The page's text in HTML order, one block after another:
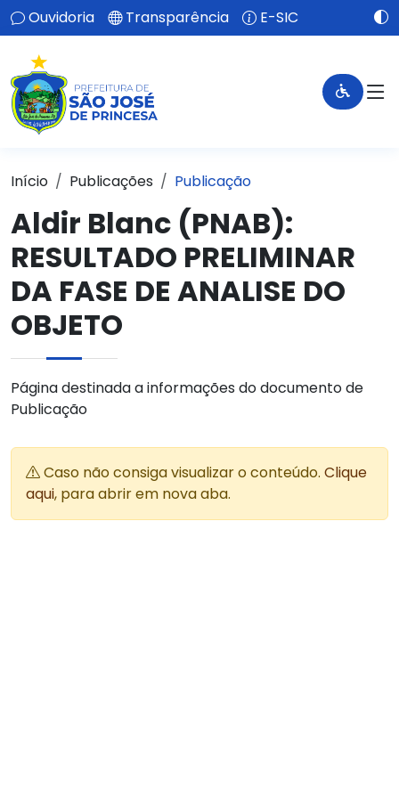
Ouvidoria Transparência E-SIC
Início Publicações Publicação
Aldir Blanc (PNAB):
RESULTADO PRELIMINAR
DA FASE DE ANALISE DO
OBJETO
Página destinada a informações do documento de
Publicação
Caso não consiga visualizar o conteúdo. Clique
aqui, para abrir em nova aba.